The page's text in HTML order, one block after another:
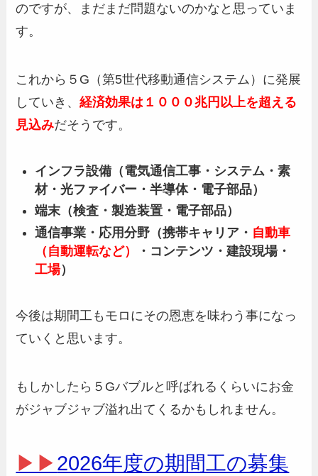
のですが、まだまだ問題ないのかなと思っていま
す。
これから５G（第5世代移動通信システム）に発展
していき、経済効果は１０００兆円以上を超える
見込みだそうです。
インフラ設備（電気通信工事・システム・素
材・光ファイバー・半導体・電子部品）
端末（検査・製造装置・電子部品）
通信事業・応用分野（携帯キャリア・ 自動車
（自動運転など）
・コンテンツ・建設現場・
工場）
今後は期間工もモロにその恩恵を味わう事になっ
ていくと思います。
もしかしたら５Gバブルと呼ばれるくらいにお金
がジャブジャブ溢れ出てくるかもしれません。
▶▶2026年度の期間工の募集